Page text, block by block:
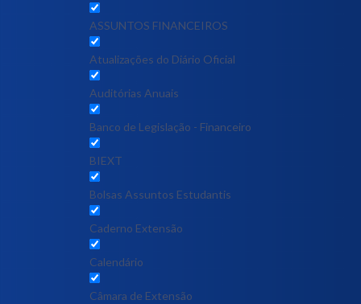
ASSUNTOS FINANCEIROS
Atualizações do Diário Oficial
Auditórias Anuais
Banco de Legislação - Financeiro
BIEXT
Bolsas Assuntos Estudantis
Caderno Extensão
Calendário
Câmara de Extensão